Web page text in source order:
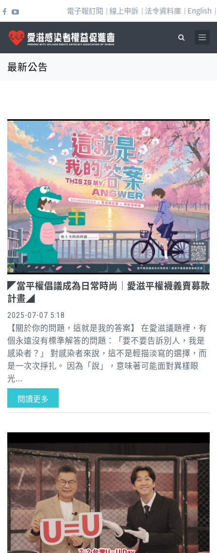
電子報訂閱 | 線上申訴 | 法令資料庫 | English |
搜尋表單
最新公告
◤當平權倡議成為日常時尚｜愛滋平權襪義賣募款
計畫◢
2025-07-07 5:18
【關於你的問題，這就是我的答案】 在愛滋議題裡，有
個永遠沒有標準解答的問題：「要不要告訴別人，我是
感染者？」 對感染者來說，這不是輕描淡寫的選擇，而
是一次次掙扎。 因為「說」，意味著可能面對異樣眼
光...
閱讀更多